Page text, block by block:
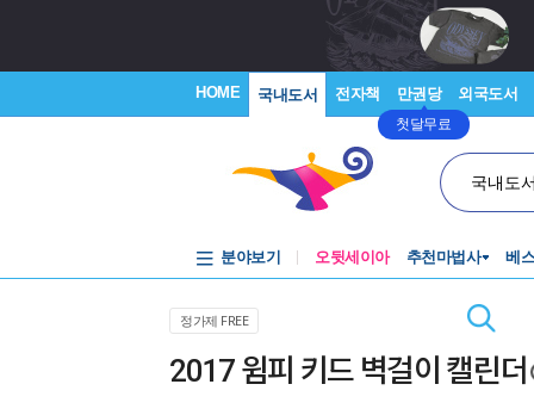
HOME 국내도서 전자책 만권당
첫달무료
외국도서
국내도
분야보기 오뒷세이아 추천마법사 베
정가제 FREE
2017 윔피 키드 벽걸이 캘린더